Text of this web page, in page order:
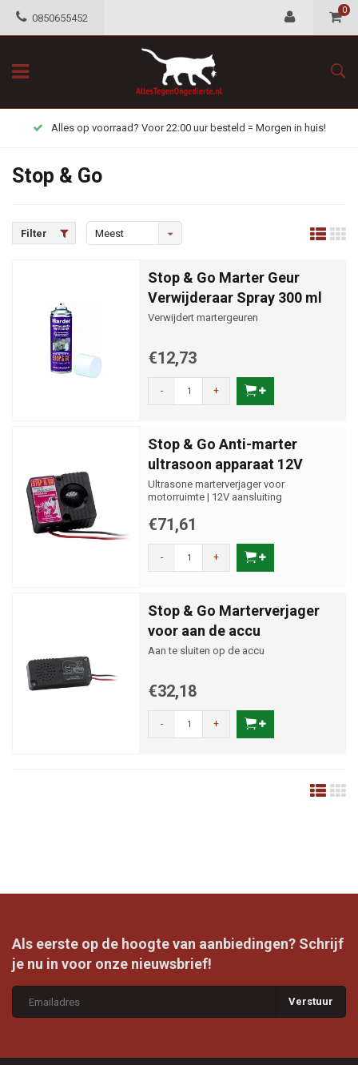
0850655452
0
Alles op voorraad? Voor 22:00 uur besteld = Morgen in huis!
Stop & Go
Filter
Meest
Stop & Go Marter Geur
Verwijderaar Spray 300 ml
Verwijdert martergeuren
€12,73
- +
Stop & Go Anti-marter
ultrasoon apparaat 12V
Ultrasone marterverjager voor
motorruimte | 12V aansluiting
€71,61
- +
Stop & Go Marterverjager
voor aan de accu
Aan te sluiten op de accu
€32,18
- +
Als eerste op de hoogte van aanbiedingen? Schrijf
je nu in voor onze nieuwsbrief!
Verstuur